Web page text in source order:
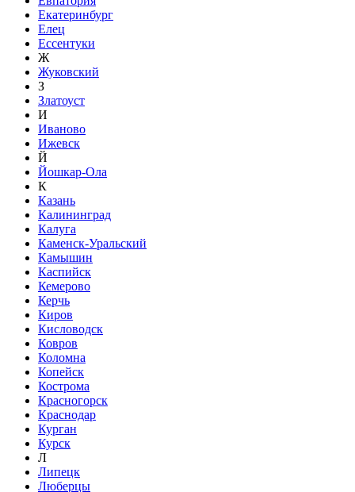
Екатеринбург
Елец
Ессентуки
Ж
Жуковский
З
Златоуст
И
Иваново
Ижевск
Й
Йошкар-Ола
К
Казань
Калининград
Калуга
Каменск-Уральский
Камышин
Каспийск
Кемерово
Керчь
Киров
Кисловодск
Ковров
Коломна
Копейск
Кострома
Красногорск
Краснодар
Курган
Курск
Л
Липецк
Люберцы